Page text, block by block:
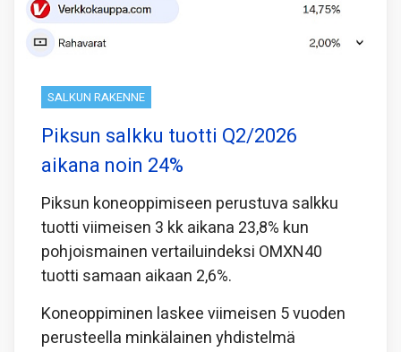
SALKUN RAKENNE
Piksun salkku tuotti Q2/2026
aikana noin 24%
Piksun koneoppimiseen perustuva salkku
tuotti viimeisen 3 kk aikana 23,8% kun
pohjoismainen vertailuindeksi OMXN40
tuotti samaan aikaan 2,6%.
Koneoppiminen laskee viimeisen 5 vuoden
perusteella minkälainen yhdistelmä